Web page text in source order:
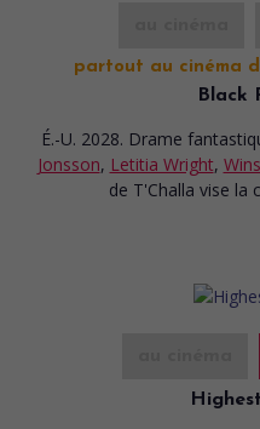
partout au cinéma
Black
É.-U. 2028. Drame
Jonsson, Letitia Wright,
de T'Challa vise la